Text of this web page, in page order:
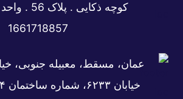
1661718857
عمان، مسقط، معبیله جنوبی،